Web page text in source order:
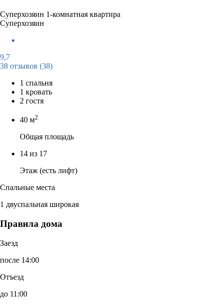
Суперхозяин 1-комнатная квартира
Суперхозяин
9,7
38 отзывов (38)
1 спальня
1 кровать
2 гостя
40 м2
Общая площадь
14 из 17
Этаж (есть лифт)
Спальные места
1 двуспальная широкая
Правила дома
Заезд
после 14:00
Отъезд
до 11:00